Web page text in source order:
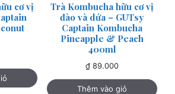
cơ vị
Trà Kombucha hữu cơ vị
đào và dứa – GUTsy
Captain Kombucha
Pineapple & Peach
400ml
₫89.000
Thêm vào giỏ